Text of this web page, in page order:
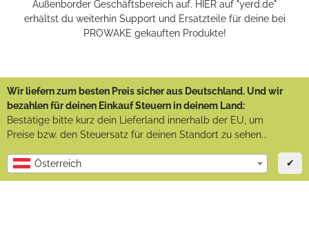
Außenborder Geschäftsbereich auf. HIER auf "yerd.de"
erhältst du weiterhin Support und Ersatzteile für deine bei
PROWAKE gekauften Produkte!
Wir liefern zum besten Preis sicher aus Deutschland. Und wir
bezahlen für deinen Einkauf Steuern in deinem Land:
Bestätige bitte kurz dein Lieferland innerhalb der EU, um
Preise bzw. den Steuersatz für deinen Standort zu sehen...
Österreich ✔